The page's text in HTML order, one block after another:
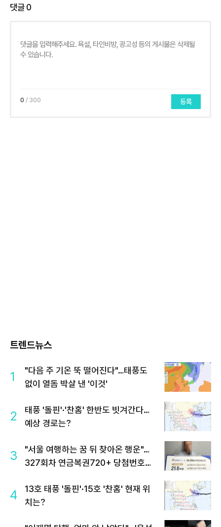
댓글0
0 / 300 등록
트렌드뉴스
1
"다음 주 기온 뚝 떨어진다"…태풍도
없이 열돔 박살 낸 '이것'
2
태풍 '돌핀'·'찬홈' 한반도 빗겨간다…
예상 경로는?
3
"서울 여행하는 꿈 뒤 찾아온 행운"…
327회차 연금복권720+ 당첨번호조
4
13호 태풍 '돌핀'·15호 '찬홈' 현재 위
치는?